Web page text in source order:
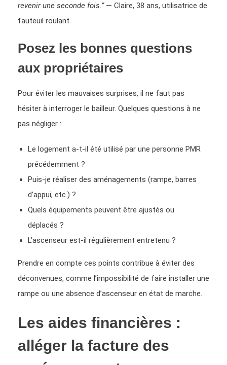
revenir une seconde fois.”— Claire, 38 ans, utilisatrice de
fauteuil roulant.
Posez les bonnes questions
aux propriétaires
Pour éviter les mauvaises surprises, il ne faut pas
hésiter à interroger le bailleur. Quelques questions à ne
pas négliger :
Le logement a-t-il été utilisé par une personne PMR
précédemment ?
Puis-je réaliser des aménagements (rampe, barres
d’appui, etc.) ?
Quels équipements peuvent être ajustés ou
déplacés ?
L’ascenseur est-il régulièrement entretenu ?
Prendre en compte ces points contribue à éviter des
déconvenues, comme l’impossibilité de faire installer une
rampe ou une absence d’ascenseur en état de marche.
Les aides financières :
alléger la facture des